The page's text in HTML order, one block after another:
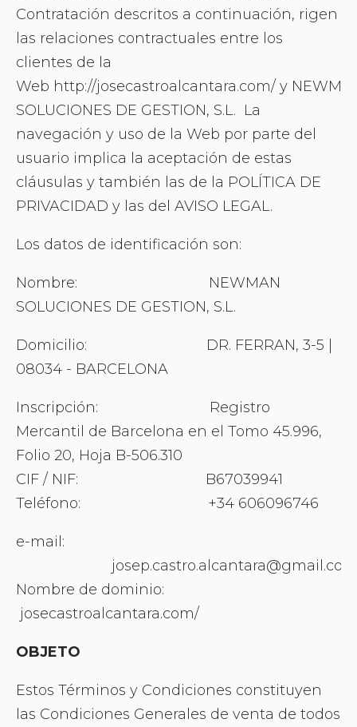
Contratación descritos a continuación, rigen
las relaciones contractuales entre los
clientes de la
Web http://josecastroalcantara.com/ y
SOLUCIONES DE GESTION, S.L. La
navegación y uso de la Web por parte del
usuario implica la aceptación de estas
cláusulas y también las de la POLÍTICA DE
PRIVACIDAD y las del AVISO LEGAL.
Los datos de identificación son:
Nombre: NEWMAN
SOLUCIONES DE GESTION, S.L.
Domicilio: DR. FERRAN, 3-5 |
08034 - BARCELONA
Inscripción: Registro
Mercantil de Barcelona en el Tomo 45.996,
Folio 20, Hoja B-506.310
CIF / NIF: B67039941
Teléfono: +34 606096746
e-mail:
josep.castro.alcantara@gmail.com
Nombre de dominio:
josecastroalcantara.com/
OBJETO
Estos Términos y Condiciones constituyen
las Condiciones Generales de venta de todos